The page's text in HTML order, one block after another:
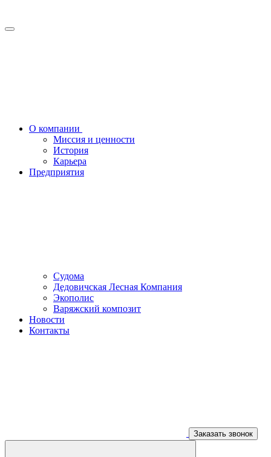
О компании
Миссия и ценности
История
Карьера
Предприятия
Судома
Дедовичская Лесная Компания
Экополис
Варяжский композит
Новости
Контакты
Заказать звонок